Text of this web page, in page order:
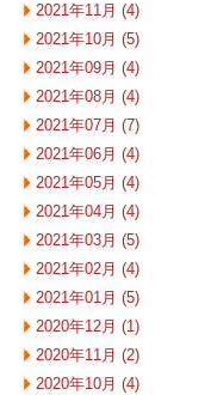
2021年11月 (4)
2021年10月 (5)
2021年09月 (4)
2021年08月 (4)
2021年07月 (7)
2021年06月 (4)
2021年05月 (4)
2021年04月 (4)
2021年03月 (5)
2021年02月 (4)
2021年01月 (5)
2020年12月 (1)
2020年11月 (2)
2020年10月 (4)